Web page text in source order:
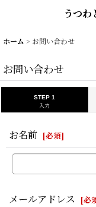
うつ
ホーム > お問い合わせ
お問い合わせ
STEP 1
入力
お名前 [必須]
メールアドレス [必